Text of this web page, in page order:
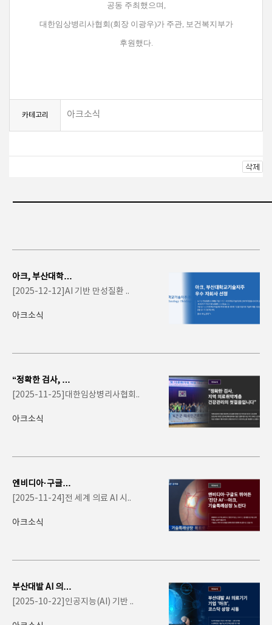
공동 주최했으며,
대한임상병리사협회(회장 이광우)가 주관, 보건복지부가
후원했다.
카테고리 아크소식
아크, 부산대학교
기술지주 '2025
우수 자회사�..
[2025-12-12]AI 기반 만성질환 ..
아크소식
“정확한 검사, 지
역 의료취약계층
건강관리의 첫걸
음..
[2025-11-25]대한임상병리사협회..
아크소식
엔비디아·구글도
뛰어든 '진단 A
I'…아크,..
[2025-11-24]전 세계 의료 AI 시..
아크소식
부산대발 AI 의료
기기 기업 ‘아크’,
코스닥 상장 시..
[2025-10-22]인공지능(AI) 기반 ..